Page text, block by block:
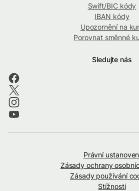
Swift/BIC kódy
IBAN kódy
Upozornění na
Porovnat směnné
Sledujte nás
Právní
Zásady ochrany
Zásady používání
Stížnosti